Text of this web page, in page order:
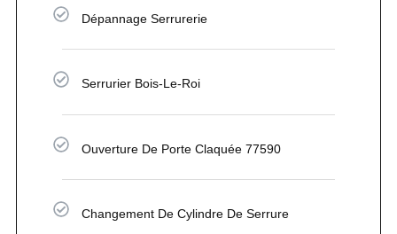
Dépannage Serrurerie
Serrurier Bois-Le-Roi
Ouverture De Porte Claquée 77590
Changement De Cylindre De Serrure